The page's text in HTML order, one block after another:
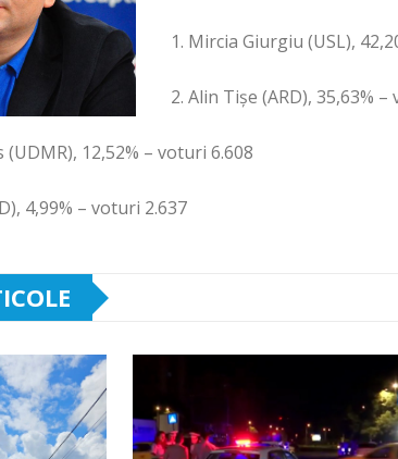
1. Mircia Giurgiu (USL),
2. Alin Tișe (ARD), 35,63%
(UDMR), 12,52% – voturi 6.608
4,99% – voturi 2.637